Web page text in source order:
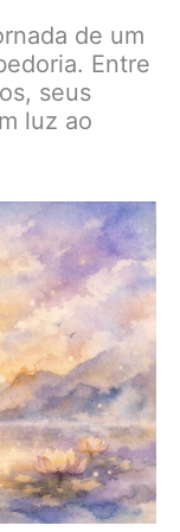
de um
Entre
seus
luz ao